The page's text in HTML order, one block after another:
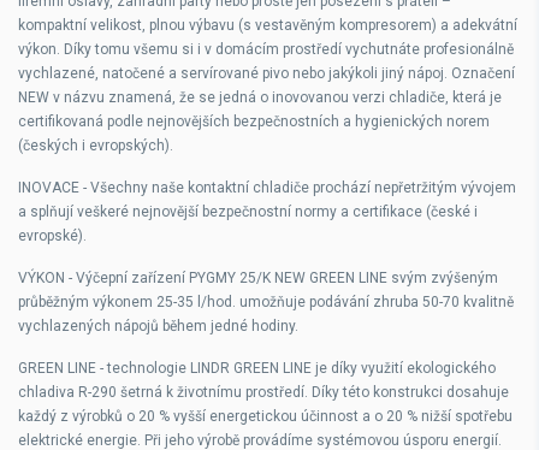
kompaktní velikost, plnou výbavu (s vestavěným kompresorem) a adekvátní
výkon. Díky tomu všemu si i v domácím prostředí vychutnáte profesionálně
vychlazené, natočené a servírované pivo nebo jakýkoli jiný nápoj. Označení
NEW v názvu znamená, že se jedná o inovovanou verzi chladiče, která je
certifikovaná podle nejnovějších bezpečnostních a hygienických norem
(českých i evropských).
INOVACE - Všechny naše kontaktní chladiče prochází nepřetržitým vývojem
a splňují veškeré nejnovější bezpečnostní normy a certifikace (české i
evropské).
VÝKON - Výčepní zařízení PYGMY 25/K NEW GREEN LINE svým zvýšeným
průběžným výkonem 25-35 l/hod . umožňuje podávání zhruba 50-70 kvalitně
vychlazených nápojů během jedné hodiny.
GREEN LINE -technologie LINDR GREEN LINE je díky využití ekologického
chladiva R-290 šetrná k životnímu prostředí. Díky této konstrukci dosahuje
každý z výrobků o 20 % vyšší energetickou účinnost a o 20 % nižší spotřebu
elektrické energie. Při jeho výrobě provádíme systémovou úsporu energií.